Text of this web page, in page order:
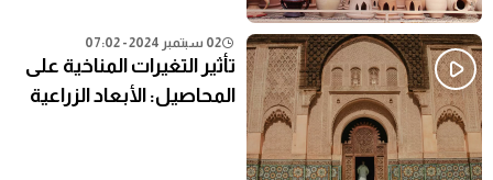
02 سبتمبر 2024 - 07:02
تأثير التغيرات المناخية على
المحاصيل: الأبعاد الزراعية